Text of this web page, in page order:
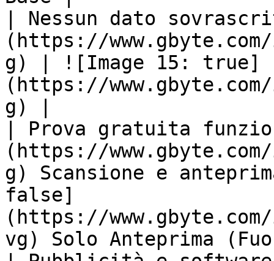
| Nessun dato
(https://
g) | ![Image 15: true]
(https://
g) |
| Prova gratuita
(https://
g) Scansione e
false]
(https://
vg) Solo Anteprima